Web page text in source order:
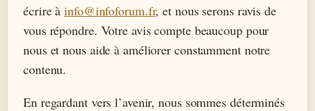
écrire àinfo@infoforum.fr, et nous serons ravis de
vous répondre. Votre avis compte beaucoup pour
nous et nous aide à améliorer constamment notre
contenu.
En regardant vers l’avenir, nous sommes déterminés